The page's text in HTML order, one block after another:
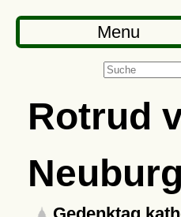
Menu
Rotrud
Neuburg